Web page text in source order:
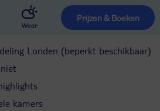
Weer
Prijzen & Boeken
Londen (beperkt beschikbaar)
kamers